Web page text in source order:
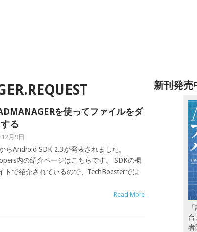
を使ってファイルをダ
る
月9日
らAndroid SDK 2.3が発表されました。
内の紹介ページはこちらです。 SDKの概
トで紹介されているので、TechBoosterでは
Read More
新刊発売
台
者